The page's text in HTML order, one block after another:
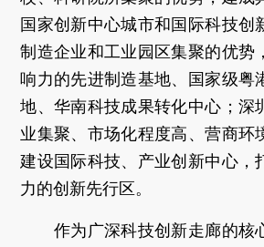
国家创新中心城市和国际科技创
制造企业和工业园区集聚的优势
响力的先进制造基地、国家级粤
地、华南科技成果转化中心；深
业集聚、市场化程度高、营商环
建设国际科技、产业创新中心，
力的创新先行区。
作为广深科技创新走廊的核